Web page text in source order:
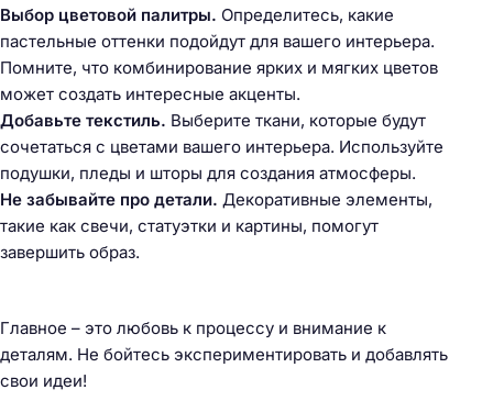
Выбор цветовой палитры. Определитесь, какие
пастельные оттенки подойдут для вашего интерьера.
Помните, что комбинирование ярких и мягких цветов
может создать интересные акценты.
Добавьте текстиль. Выберите ткани, которые будут
сочетаться с цветами вашего интерьера. Используйте
подушки, пледы и шторы для создания атмосферы.
Не забывайте про детали. Декоративные элементы,
такие как свечи, статуэтки и картины, помогут
завершить образ.
Главное – это любовь к процессу и внимание к
деталям. Не бойтесь экспериментировать и добавлять
свои идеи!